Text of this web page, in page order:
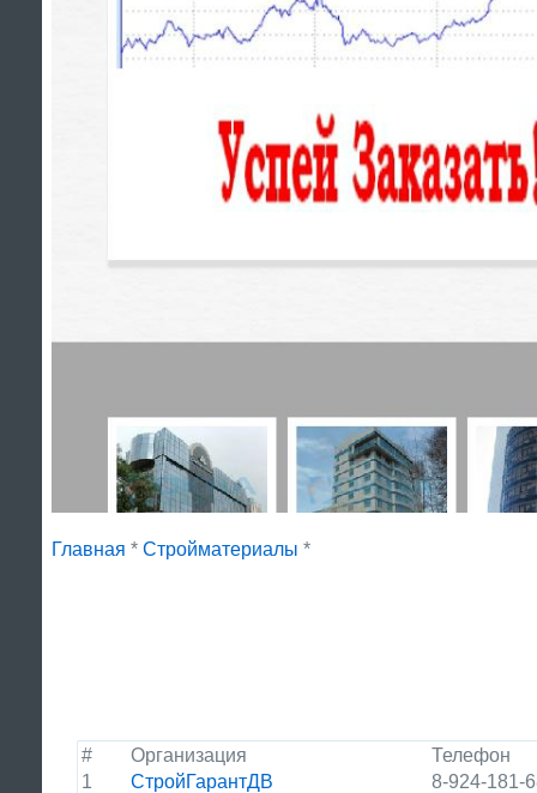
Главная * Стройматериалы *
# Организация
Телефон
1
СтройГарантДВ
8-924-181-